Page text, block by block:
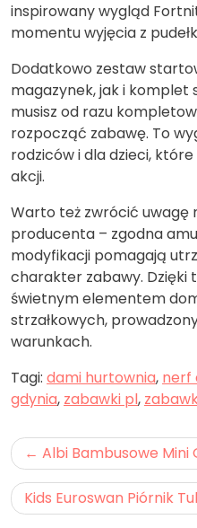
inspirowany wygląd
momentu wyjęcia z
Dodatkowo zestaw
magazynek, jak i komplet
musisz od razu
rozpocząć zabawę. To
rodziców i dla dzieci,
akcji.
Warto też zwrócić uwagę
producenta – zgodna
modyfikacji pomagają
charakter zabawy. Dzięki
świetnym elementem
strzałkowych,
warunkach.
Tagi: dami hurtownia, nerf
gdynia, zabawki pl,
Nawigacja
wpisu
Albi Bambusowe Mini
Kids Euroswan Piórnik